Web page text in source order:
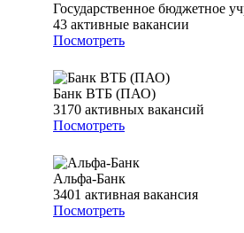
Государственное бюджетное
43 активные вакансии
Посмотреть
Банк ВТБ (ПАО)
3170 активных вакансий
Посмотреть
Альфа-Банк
3401 активная вакансия
Посмотреть